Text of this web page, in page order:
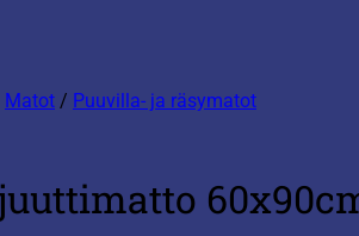
Matot / Puuvilla- ja räsymatot